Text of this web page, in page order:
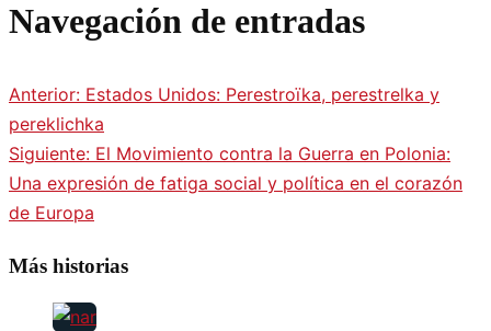
Navegación de entradas
Anterior: Estados Unidos: Perestroïka, perestrelka y
pereklichka
Siguiente: El Movimiento contra la Guerra en Polonia:
Una expresión de fatiga social y política en el corazón
de Europa
Más historias